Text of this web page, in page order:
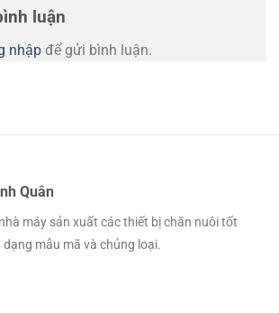
luận
nhập để gửi bình luận.
Quân
máy sản xuất các thiết bị chăn nuôi tốt
mẫu mã và chủng loại.